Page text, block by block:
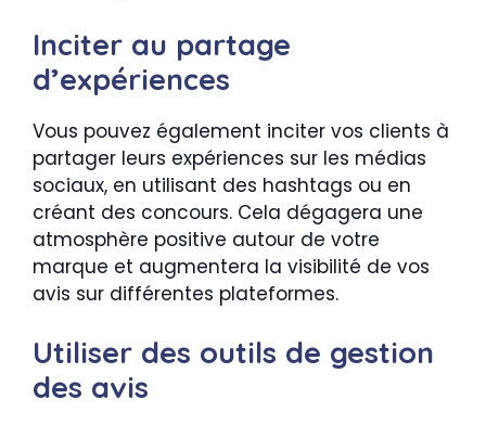
Inciter au partage
d’expériences
Vous pouvez également inciter vos clients à
partager leurs expériences sur les médias
sociaux, en utilisant des hashtags ou en
créant des concours. Cela dégagera une
atmosphère positive autour de votre
marque et augmentera la visibilité de vos
avis sur différentes plateformes.
Utiliser des outils de gestion
des avis